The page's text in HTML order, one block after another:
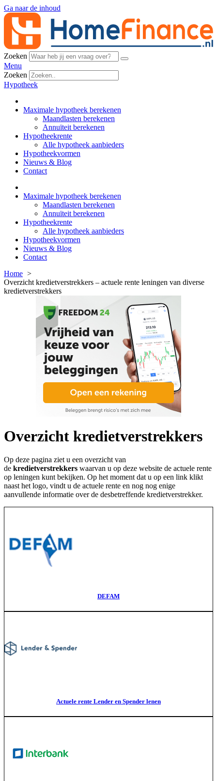
Ga naar de inhoud
Zoeken
Menu
Zoeken
Hypotheek
Maximale hypotheek berekenen
Maandlasten berekenen
Annuïteit berekenen
Hypotheekrente
Alle hypotheek aanbieders
Hypotheekvormen
Nieuws & Blog
Contact
Maximale hypotheek berekenen
Maandlasten berekenen
Annuïteit berekenen
Hypotheekrente
Alle hypotheek aanbieders
Hypotheekvormen
Nieuws & Blog
Contact
Home
Overzicht kredietverstrekkers – actuele rente leningen van diverse
kredietverstrekkers
Overzicht kredietverstrekkers
Op deze pagina ziet u een overzicht van
de kredietverstrekkers waarvan u op deze website de actuele rente
op leningen kunt bekijken. Op het moment dat u op een link klikt
naast het logo, vindt u de actuele rente en nog nog enige
aanvullende informatie over de desbetreffende kredietverstrekker.
DEFAM
Actuele rente Lender en Spender lenen